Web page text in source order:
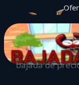
bajada de